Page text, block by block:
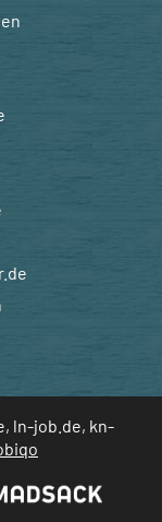
ln-job.de, kn-